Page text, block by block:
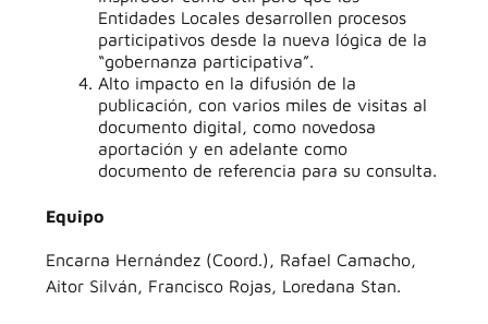
Entidades Locales desarrollen procesos
participativos desde la nueva lógica de la
“gobernanza participativa”.
Alto impacto en la difusión de la
publicación, con varios miles de visitas al
documento digital, como novedosa
aportación y en adelante como
documento de referencia para su consulta.
Equipo
Encarna Hernández (Coord.), Rafael Camacho,
Aitor Silván, Francisco Rojas, Loredana Stan.